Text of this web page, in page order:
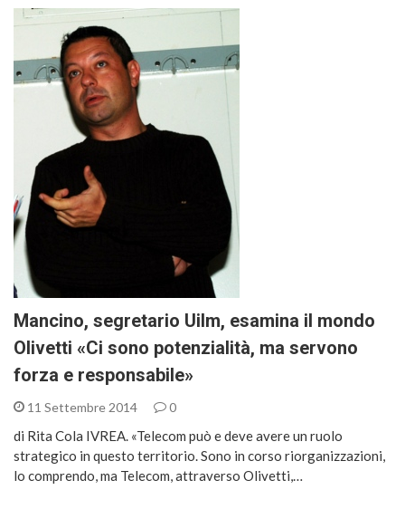
Mancino, segretario Uilm, esamina il mondo
Olivetti «Ci sono potenzialità, ma servono
forza e responsabile»
11 Settembre 2014 0
di Rita Cola IVREA. «Telecom può e deve avere un ruolo
strategico in questo territorio. Sono in corso riorganizzazioni,
lo comprendo, ma Telecom, attraverso Olivetti,…